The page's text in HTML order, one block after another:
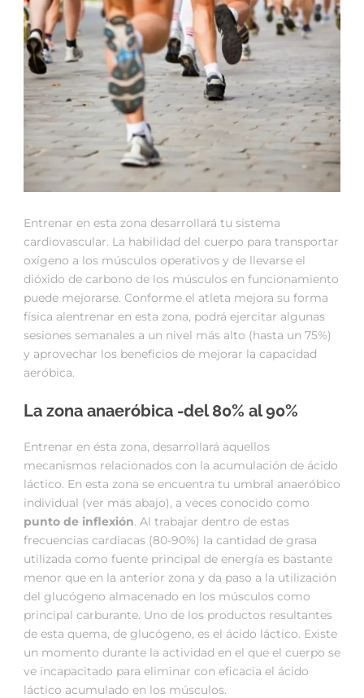
Entrenar en esta zona desarrollará tu sistema
cardiovascular. La habilidad del cuerpo para transportar
oxígeno a los músculos operativos y de llevarse el
dióxido de carbono de los músculos en funcionamiento
puede mejorarse. Conforme el atleta mejora su forma
física alentrenar en esta zona, podrá ejercitar algunas
sesiones semanales a un nivel más alto (hasta un 75%)
y aprovechar los beneficios de mejorar la capacidad
aeróbica.
La zona anaeróbica -del 80% al 90%
Entrenar en ésta zona, desarrollará aquellos
mecanismos relacionados con la acumulación de ácido
láctico. En esta zona se encuentra tu umbral anaeróbico
individual (ver más abajo), a veces conocido como
punto de inflexión. Al trabajar dentro de estas
frecuencias cardiacas (80-90%) la cantidad de grasa
utilizada como fuente principal de energía es bastante
menor que en la anterior zona y da paso a la utilización
del glucógeno almacenado en los músculos como
principal carburante. Uno de los productos resultantes
de esta quema, de glucógeno, es el ácido láctico. Existe
un momento durante la actividad en el que el cuerpo se
ve incapacitado para eliminar con eficacia el ácido
láctico acumulado en los músculos.